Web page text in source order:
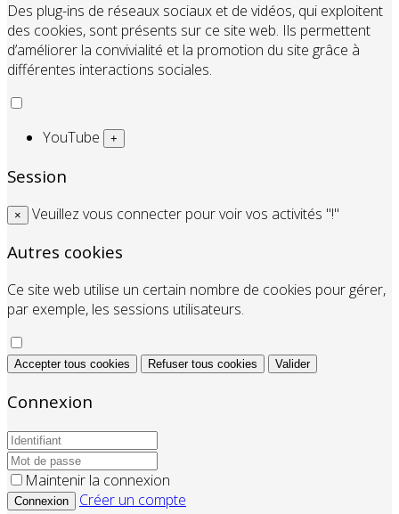
Des plug-ins de réseaux sociaux et de vidéos, qui exploitent
des cookies, sont présents sur ce site web. Ils permettent
d’améliorer la convivialité et la promotion du site grâce à
différentes interactions sociales.
YouTube +
Session
× Veuillez vous connecter pour voir vos activités "!"
Autres cookies
Ce site web utilise un certain nombre de cookies pour gérer,
par exemple, les sessions utilisateurs.
Accepter tous cookies Refuser tous cookies Valider
Connexion
Maintenir la connexion
Connexion
Créer un compte